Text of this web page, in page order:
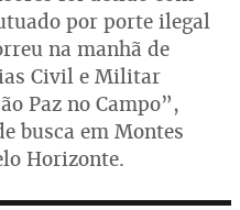
por porte ilegal
na manhã de
Civil e Militar
Paz no Campo”,
busca em Montes
Horizonte.